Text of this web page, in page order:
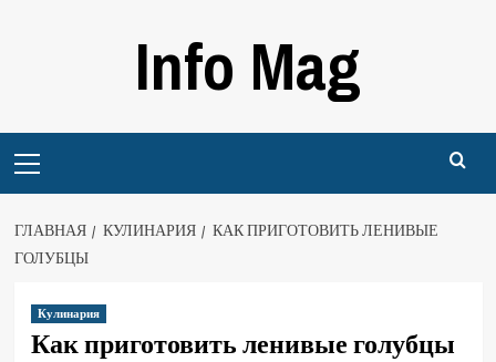
Info Mag
Menu
ГЛАВНАЯ КУЛИНАРИЯ
КАК ПРИГОТОВИТЬ ЛЕНИВЫЕ
ГОЛУБЦЫ
Кулинария
Как приготовить ленивые голубцы